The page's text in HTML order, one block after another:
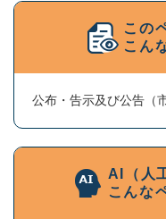
この
こん
公布・告示及び公告（
AI（人
こんな